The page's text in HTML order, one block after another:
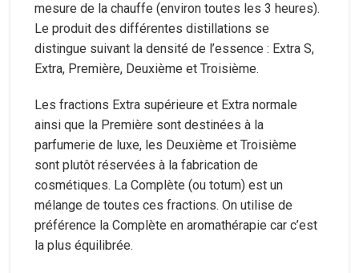
mesure de la chauffe (environ toutes les 3 heures).
Le produit des différentes distillations se
distingue suivant la densité de l’essence : Extra S,
Extra, Première, Deuxième et Troisième.
Les fractions Extra supérieure et Extra normale
ainsi que la Première sont destinées à la
parfumerie de luxe, les Deuxième et Troisième
sont plutôt réservées à la fabrication de
cosmétiques. La Complète (ou totum) est un
mélange de toutes ces fractions. On utilise de
préférence la Complète en aromathérapie car c’est
la plus équilibrée.